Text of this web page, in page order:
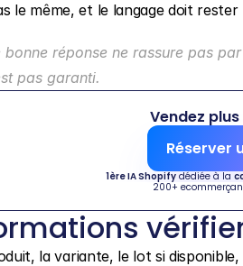
le même, et le langage doit rester
bonne réponse ne rassure pas
pas garanti.
Vendez
Réserver
1ère IA Shopify dédiée à la
200+
la variante, le lot si